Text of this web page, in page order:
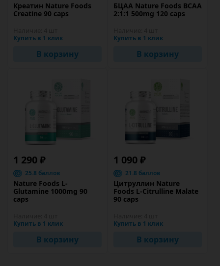
Креатин Nature Foods
Creatine 90 caps
Купить в 1 клик
В корзину
БЦАА Nature Foods BCAA
2:1:1 500mg 120 caps
Купить в 1 клик
В корзину
1 290 ₽
25.8 баллов
Nature Foods L-
Glutamine 1000mg 90
caps
Купить в 1 клик
В корзину
1 090 ₽
21.8 баллов
Цитруллин Nature
Foods L-Citrulline Malate
90 caps
Купить в 1 клик
В корзину